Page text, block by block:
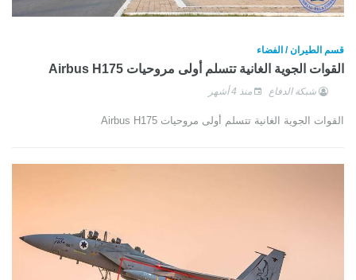
قسم الطيران / الفضاء
القوات الجوية الغانية تتسلم أولى مروحيات Airbus H175
شبكة الدفاع منذ 4 أشهر
القوات الجوية الغانية تتسلم أولى مروحيات Airbus H175